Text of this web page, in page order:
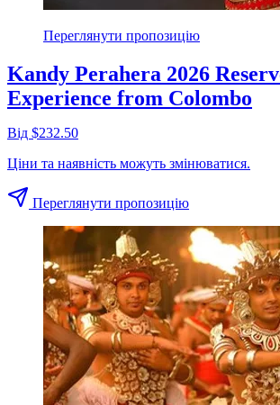
Переглянути пропозицію
Kandy Perahera 2026
Experience from Colombo
Від $232.50
Ціни та наявність можуть змінюватися.
Переглянути пропозицію